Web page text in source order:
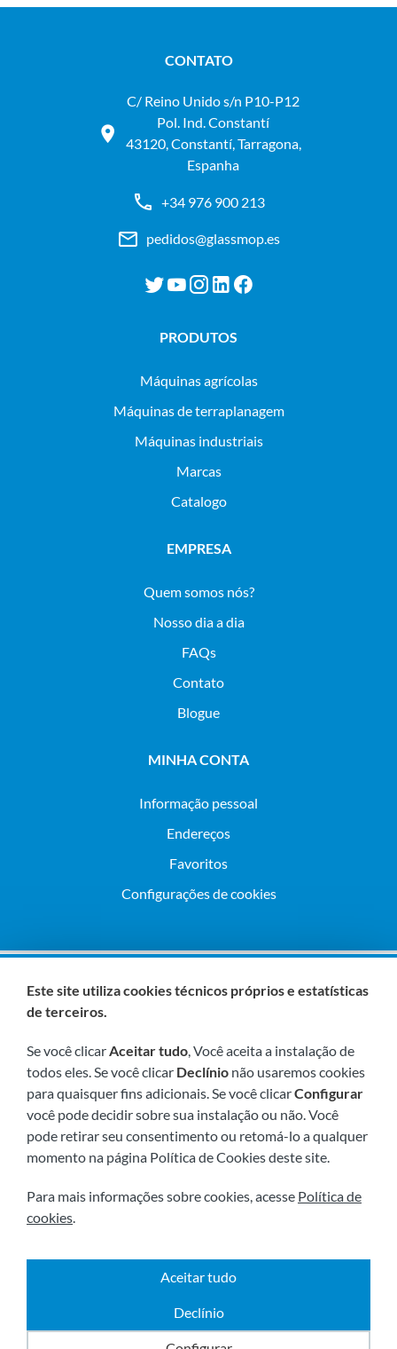
CONTATO
C/ Reino Unido s/n P10-P12
Pol. Ind. Constantí
43120, Constantí, Tarragona,
Espanha
+34 976 900 213
pedidos@glassmop.es
PRODUTOS
máquinas agrícolas
máquinas de terraplanagem
máquinas industriais
Marcas
Catalogo
EMPRESA
Quem somos nós?
Nosso dia a dia
FAQs
Contato
Blogue
MINHA CONTA
Informação pessoal
Endereços
Favoritos
Configurações de cookies
Somos membros de:
Visite-nos em breve em:
2026 © Todos os direitos reservados.
Política de cookies
Powered by
Este site utiliza cookies técnicos próprios e estatísticas
de terceiros.
Se você clicarAceitar tudo, Você aceita a instalação de
todos eles. Se você clicar Declínio não usaremos cookies
para quaisquer fins adicionais. Se você clicarConfigurar
você pode decidir sobre sua instalação ou não. Você
pode retirar seu consentimento ou retomá-lo a qualquer
momento na página Política de Cookies deste site.
Para mais informações sobre cookies, acesse Política de
cookies.
Aceitar tudo
Declínio